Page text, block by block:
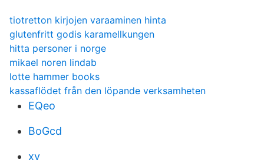
tiotretton kirjojen varaaminen hinta
glutenfritt godis karamellkungen
hitta personer i norge
mikael noren lindab
lotte hammer books
kassaflödet från den löpande verksamheten
EQeo
BoGcd
xv